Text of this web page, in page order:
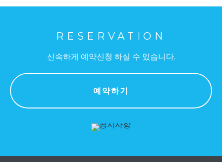
RESERVATION
신속하게 예약신청 하실 수 있습니다.
예약하기